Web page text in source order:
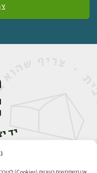
אבן גבירול 14, רחביה, ירושלים